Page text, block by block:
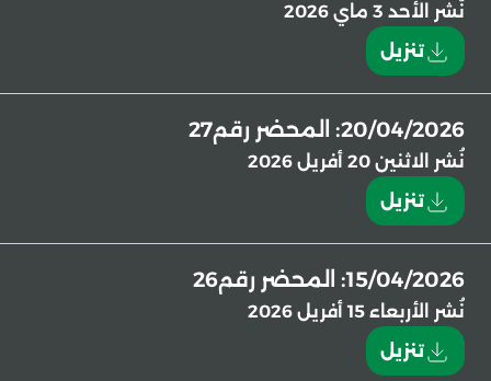
نُشر
الأحد 3 ماي 2026
تنزيل
20/04/2026: المحضر رقم27
نُشر
الاثنين 20 أفريل 2026
تنزيل
15/04/2026: المحضر رقم26
نُشر
الأربعاء 15 أفريل 2026
تنزيل